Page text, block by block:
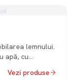
lemnului.
apă, cu
Vezi produse